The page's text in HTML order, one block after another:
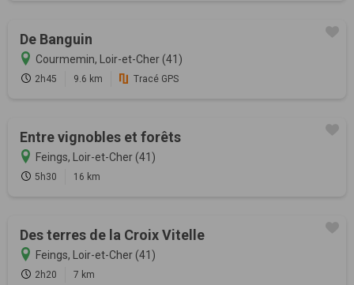
De Banguin
Courmemin, Loir-et-Cher (41)
2h45 9.6 km Tracé GPS
Entre vignobles et forêts
Feings, Loir-et-Cher (41)
5h30 16 km
Des terres de la Croix Vitelle
Feings, Loir-et-Cher (41)
2h20 7 km